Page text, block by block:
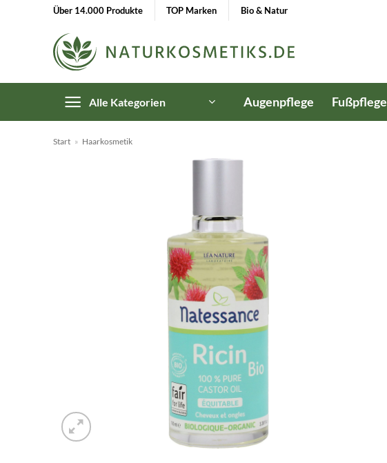
Über 14.000 Produkte TOP Marken Bio & Natur
Alle Kategorien Augenpflege Fußpflege
Start » Haarkosmetik